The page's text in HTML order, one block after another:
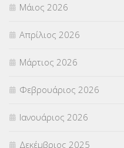
ΣΕΜΙΝΑΡΙΑ – ΗΜΕΡΙΔΕΣ
ΣΕΠ(50)
ΣΤΕΛΕΧΗ (360)
ΣΥΜΒΟΥΛΕΥΤΙΚΟΣ
ΣΥΝΤΑΞΕΙΣ(12)
Μάιος 2026
Απρίλιος 2026
Μάρτιος 2026
Φεβρουάριος 2026
Ιανουάριος 2026
Δεκέμβριος 2025